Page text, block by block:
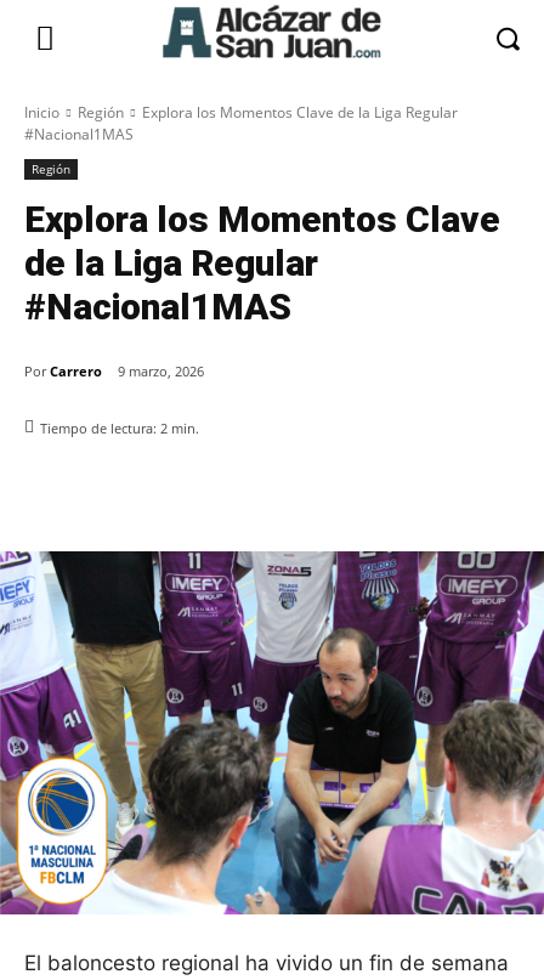
Inicio Región
Explora los Momentos Clave de la Liga Regular
#Nacional1MAS
Región
Explora los Momentos Clave
de la Liga Regular
#Nacional1MAS
Por Carrero 9 marzo, 2026
Tiempo de lectura: 2 min.
El baloncesto regional ha vivido un fin de semana